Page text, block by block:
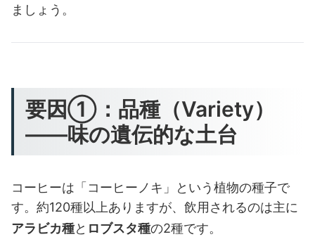
ましょう。
要因①：品種（Variety）
——味の遺伝的な土台
コーヒーは「コーヒーノキ」という植物の種子で
す。約120種以上ありますが、飲用されるのは主に
アラビカ種と ロブスタ種の2種です。